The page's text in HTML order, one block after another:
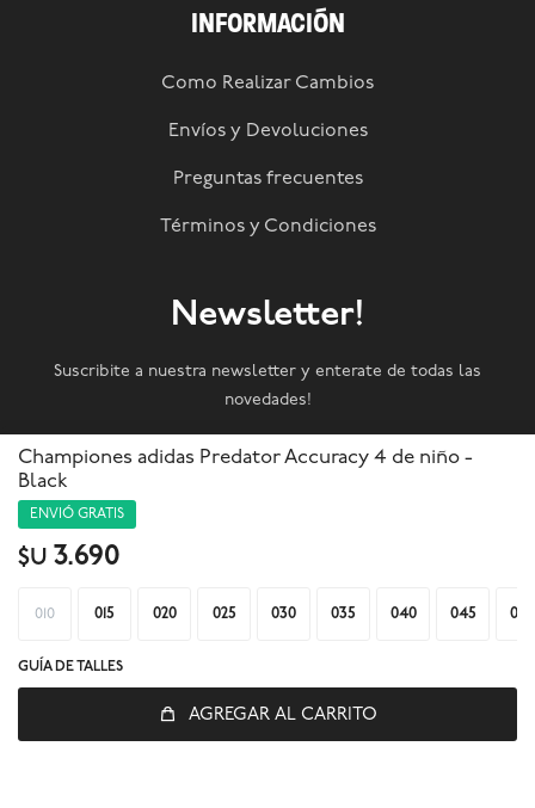
Championes adidas Predator Accuracy 4 de niño -
Black
ENVIÓ GRATIS
$U 3.690
010 015 020 025 030 035 040 045 050
GUÍA DE TALLES
AGREGAR AL CARRITO
INFORMACIÓN
Como Realizar Cambios
Envíos y Devoluciones
Preguntas frecuentes
Términos y Condiciones
Newsletter!
Suscribite a nuestra newsletter y enterate de todas las
novedades!
SUSCRIBIRME